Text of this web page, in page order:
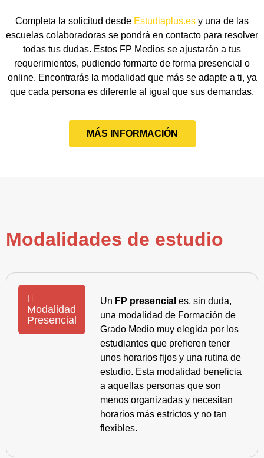
Completa la solicitud desde Estudiaplus.es y una de las
escuelas colaboradoras se pondrá en contacto para resolver
todas tus dudas. Estos FP Medios se ajustarán a tus
requerimientos, pudiendo formarte de forma presencial o
online. Encontrarás la modalidad que más se adapte a ti, ya
que cada persona es diferente al igual que sus demandas.
MÁS INFORMACIÓN
Modalidades de estudio
Modalidad
Presencial
Un FP presencial es, sin duda,
una modalidad de Formación de
Grado Medio muy elegida por los
estudiantes que prefieren tener
unos horarios fijos y una rutina de
estudio. Esta modalidad beneficia
a aquellas personas que son
menos organizadas y necesitan
horarios más estrictos y no tan
flexibles.